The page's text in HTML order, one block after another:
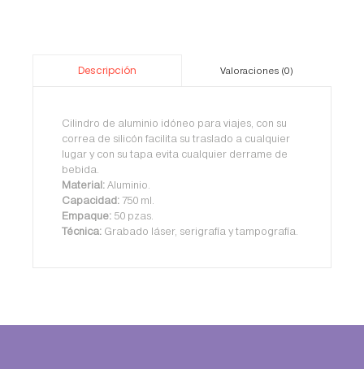
Descripción Valoraciones (0)
Cilindro de aluminio idóneo para viajes, con su
correa de silicón facilita su traslado a cualquier
lugar y con su tapa evita cualquier derrame de
bebida.
Material: Aluminio.
Capacidad: 750 ml.
Empaque: 50 pzas.
Técnica: Grabado láser, serigrafía y tampografía.